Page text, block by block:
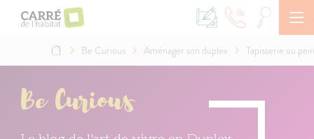
contenu
d'Ariane
Be Curious Aménager son duplex Tapisserie ou
Be Curious